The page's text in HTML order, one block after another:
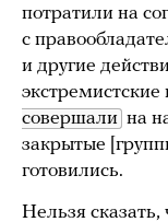
потратили на
с
и другие
совершали на
закрытые
готовились.
Нельзя